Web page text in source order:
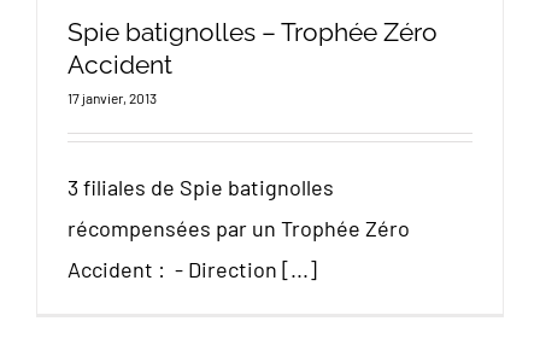
Spie batignolles – Trophée Zéro
Accident
17 janvier, 2013
3 filiales de Spie batignolles
récompensées par un Trophée Zéro
Accident : - Direction [...]